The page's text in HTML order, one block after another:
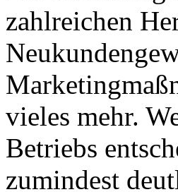
zahlreichen
vieles mehr.
Betriebs
zumindest